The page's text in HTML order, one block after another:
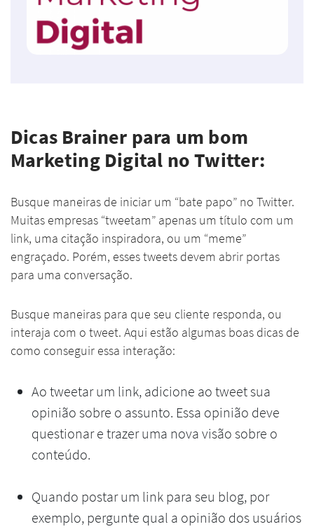
Dicas Brainer para um bom
Marketing Digital no Twitter:
Busque maneiras de iniciar um “bate papo” no Twitter.
Muitas empresas “tweetam” apenas um título com um
link, uma citação inspiradora, ou um “meme”
engraçado. Porém, esses tweets devem abrir portas
para uma conversação.
Busque maneiras para que seu cliente responda, ou
interaja com o tweet. Aqui estão algumas boas dicas de
como conseguir essa interação:
Ao tweetar um link, adicione ao tweet sua
opinião sobre o assunto. Essa opinião deve
questionar e trazer uma nova visão sobre o
conteúdo.
Quando postar um link para seu blog, por
exemplo, pergunte qual a opinião dos usuários